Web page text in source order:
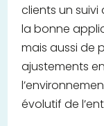
clients un suivi
la bonne
mais aussi de
ajustements
évolutif de